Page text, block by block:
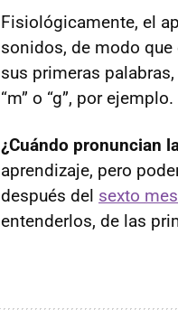
Fisiológicamente, el
sonidos, de modo que
sus primeras
“m” o “g”, por ejemplo.
¿Cuándo pronuncian
aprendizaje, pero
después del sexto
entenderlos, de las